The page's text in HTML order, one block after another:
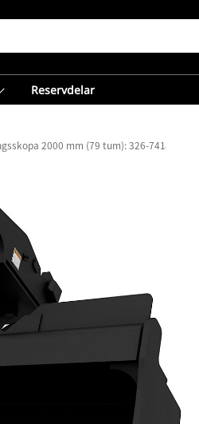
Reservdelar
2000 mm (79 tum): 326-7418